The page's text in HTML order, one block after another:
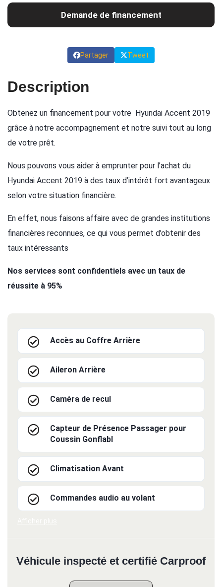
Demande de financement
Partager Tweet
Description
Obtenez un financement pour votre Hyundai Accent 2019
grâce à notre accompagnement et notre suivi tout au long
de votre prêt.
Nous pouvons vous aider à emprunter pour l’achat du
Hyundai Accent 2019 à des taux d’intérêt fort avantageux
selon votre situation financière.
En effet, nous faisons affaire avec de grandes institutions
financières reconnues, ce qui vous permet d’obtenir des
taux intéressants
Nos services sont confidentiels avec un taux de
réussite à 95%
Accès au Coffre Arrière
Aileron Arrière
Caméra de recul
Capteur de Présence Passager pour
Coussin Gonflabl
Climatisation Avant
Commandes audio au volant
Véhicule inspecté et certifié Carproof